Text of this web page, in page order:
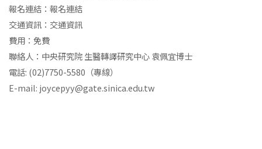
報名連結： 報名連結
交通資訊： 交通資訊
費用：免費
聯絡人：中央研究院 生醫轉譯研究中心 袁佩宜博士
電話: (02)7750-5580（專線）
E-mail: joycepyy@gate.sinica.edu.tw